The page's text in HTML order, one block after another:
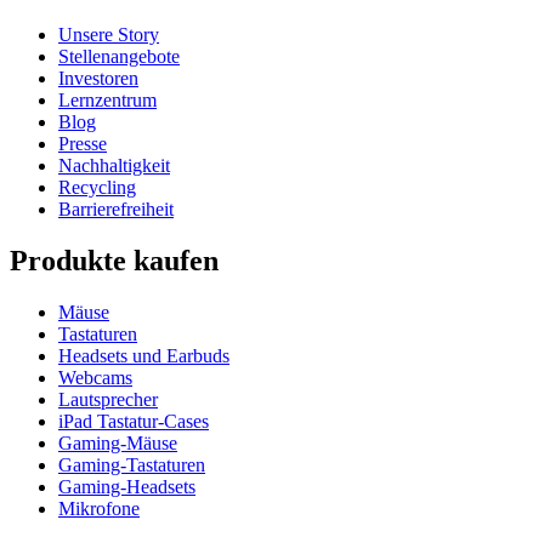
Unsere Story
Stellenangebote
Investoren
Lernzentrum
Blog
Presse
Nachhaltigkeit
Recycling
Barrierefreiheit
Produkte kaufen
Mäuse
Tastaturen
Headsets und Earbuds
Webcams
Lautsprecher
iPad Tastatur-Cases
Gaming-Mäuse
Gaming-Tastaturen
Gaming-Headsets
Mikrofone